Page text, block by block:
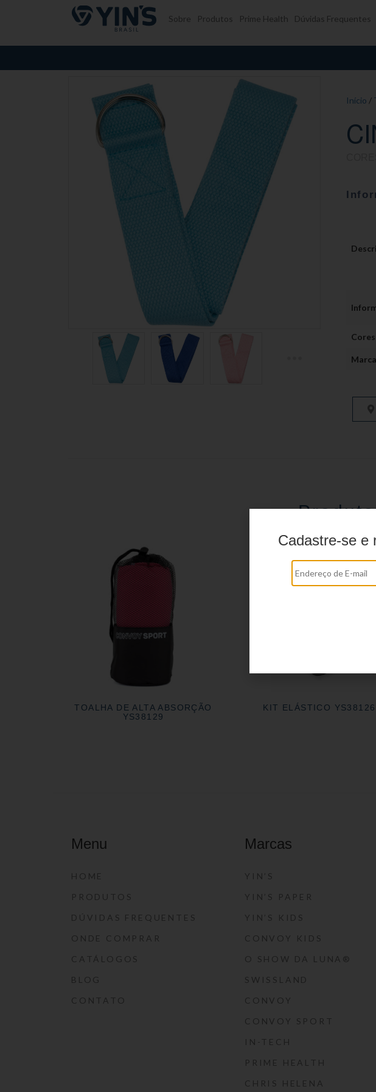
Pular para o conteúdo Sobre Produtos Prime Health Dúvidas Frequentes
Início /
Cores
Marca
TOALHA DE ALTA ABSORÇÃO
YS38129
KIT ELÁSTICO YS38126
Menu
HOME
PRODUTOS
DÚVIDAS FREQUENTES
ONDE COMPRAR
CATÁLOGOS
BLOG
CONTATO
Marcas
YIN’S
YIN’S PAPER
YIN’S KIDS
CONVOY KIDS
O SHOW DA LUNA®
SWISSLAND
CONVOY
CONVOY SPORT
IN-TECH
PRIME HEALTH
CHRIS HELENA
Cadastre-se e